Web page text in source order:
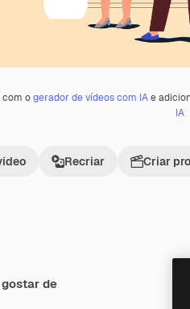
com ogerador de vídeos com IAe
IA
Recriar Criar
de